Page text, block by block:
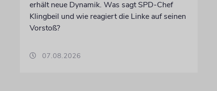
erhält neue Dynamik. Was sagt SPD-Chef
Klingbeil und wie reagiert die Linke auf seinen
Vorstoß?
07.08.2026